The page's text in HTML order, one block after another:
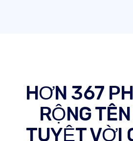
HƠN 367
RỘNG
TUYỆT VỜI